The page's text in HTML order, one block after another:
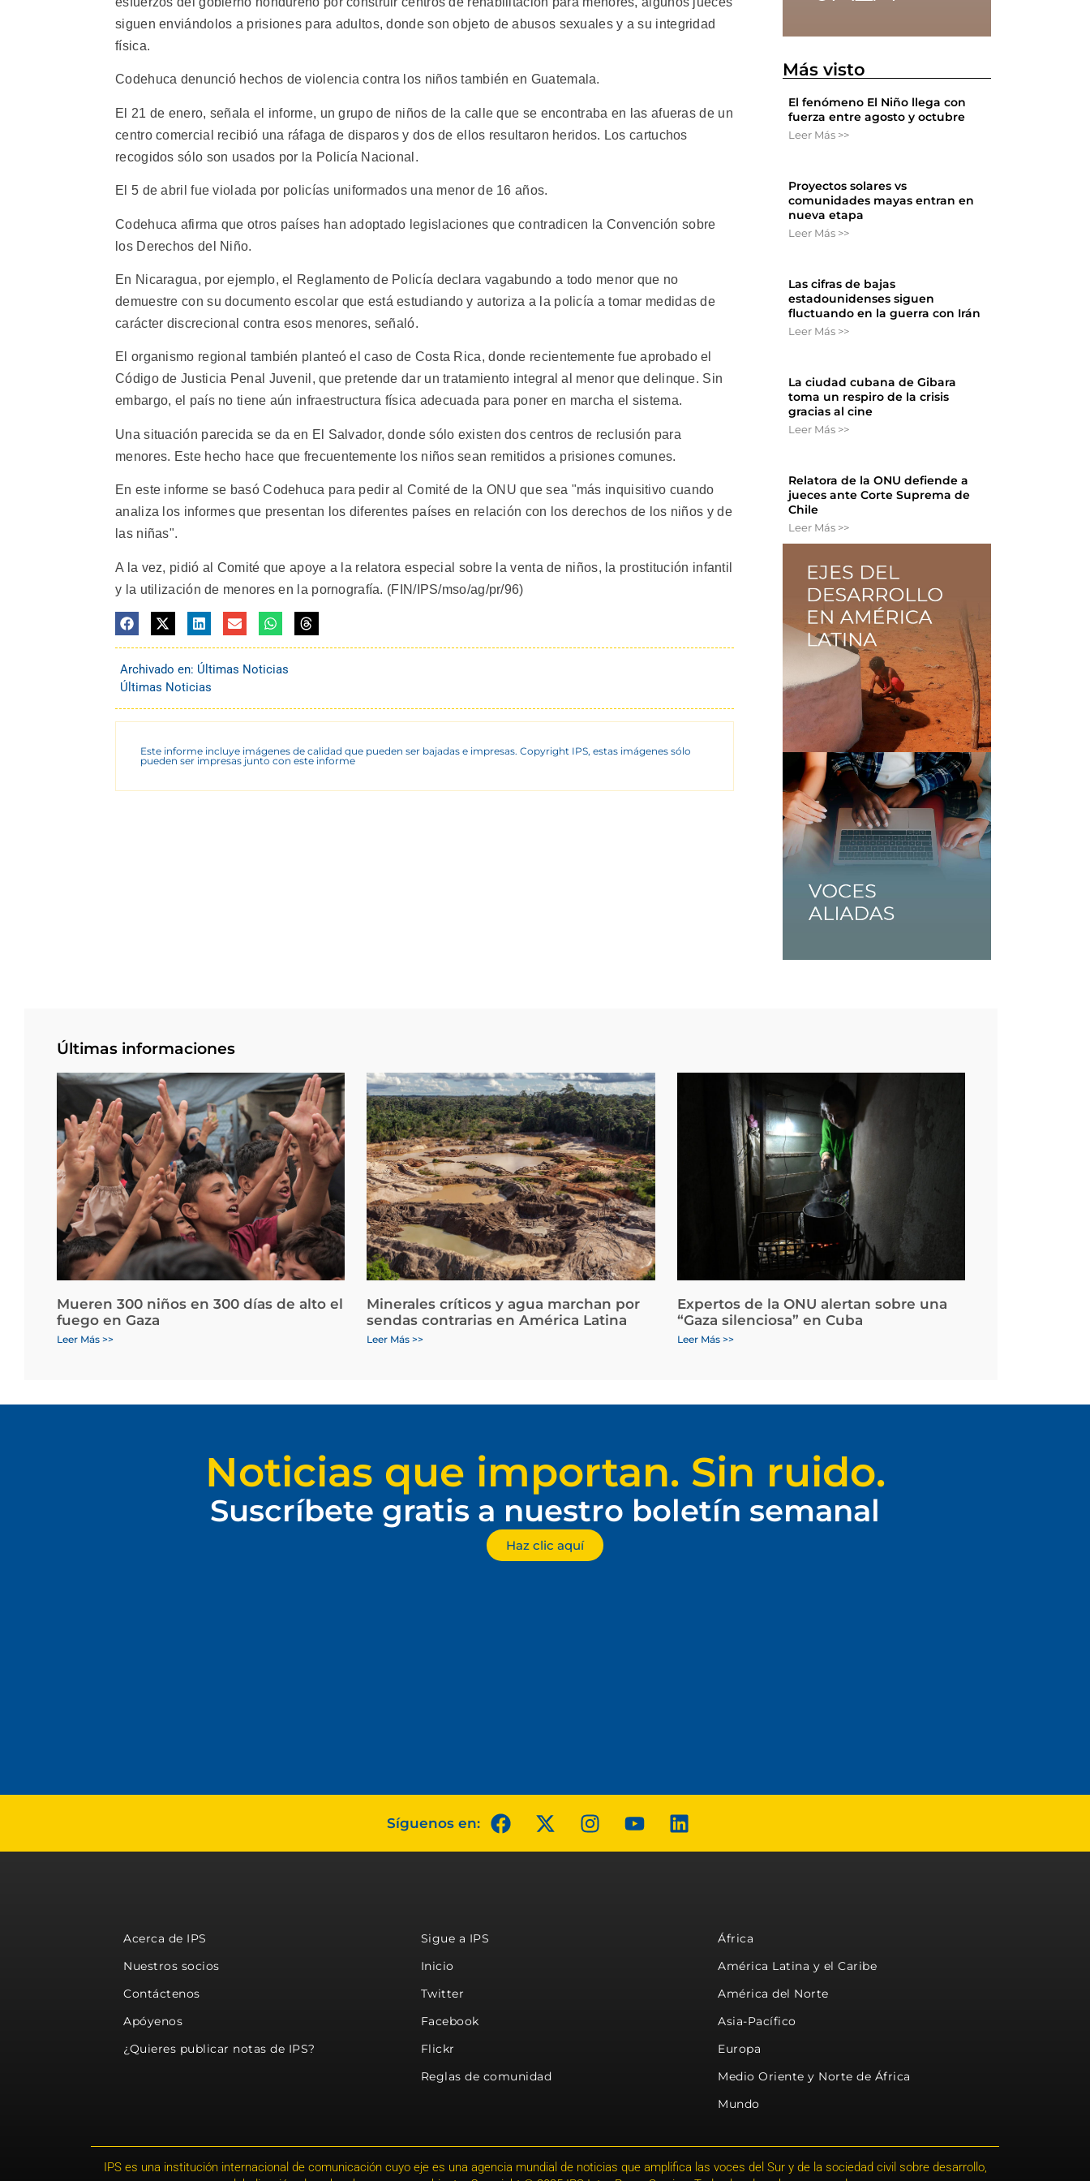
siguen enviándolos a prisiones para adultos, donde son objeto de abusos sexuales y a su integridad
física.
Codehuca denunció hechos de violencia contra los niños también en Guatemala.
El 21 de enero, señala el informe, un grupo de niños de la calle que se encontraba en las afueras de un
centro comercial recibió una ráfaga de disparos y dos de ellos resultaron heridos. Los cartuchos
recogidos sólo son usados por la Policía Nacional.
El 5 de abril fue violada por policías uniformados una menor de 16 años.
Codehuca afirma que otros países han adoptado legislaciones que contradicen la Convención sobre
los Derechos del Niño.
En Nicaragua, por ejemplo, el Reglamento de Policía declara vagabundo a todo menor que no
demuestre con su documento escolar que está estudiando y autoriza a la policía a tomar medidas de
carácter discrecional contra esos menores, señaló.
El organismo regional también planteó el caso de Costa Rica, donde recientemente fue aprobado el
Código de Justicia Penal Juvenil, que pretende dar un tratamiento integral al menor que delinque. Sin
embargo, el país no tiene aún infraestructura física adecuada para poner en marcha el sistema.
Una situación parecida se da en El Salvador, donde sólo existen dos centros de reclusión para
menores. Este hecho hace que frecuentemente los niños sean remitidos a prisiones comunes.
En este informe se basó Codehuca para pedir al Comité de la ONU que sea "más inquisitivo cuando
analiza los informes que presentan los diferentes países en relación con los derechos de los niños y de
las niñas".
A la vez, pidió al Comité que apoye a la relatora especial sobre la venta de niños, la prostitución infantil
y la utilización de menores en la pornografía. (FIN/IPS/mso/ag/pr/96)
Archivado en: Últimas Noticias
Últimas Noticias
Este informe incluye imágenes de calidad que pueden ser bajadas e impresas. Copyright IPS, estas imágenes sólo
pueden ser impresas junto con este informe
Más visto
El fenómeno El Niño llega con
fuerza entre agosto y octubre
Leer Más >>
Proyectos solares vs
comunidades mayas entran en
nueva etapa
Leer Más >>
Las cifras de bajas
estadounidenses siguen
fluctuando en la guerra con Irán
Leer Más >>
La ciudad cubana de Gibara
toma un respiro de la crisis
gracias al cine
Leer Más >>
Relatora de la ONU defiende a
jueces ante Corte Suprema de
Chile
Leer Más >>
Últimas informaciones
Mueren 300 niños en 300 días de alto el
fuego en Gaza
Leer Más >>
Minerales críticos y agua marchan por
sendas contrarias en América Latina
Leer Más >>
Expertos de la ONU alertan sobre una
“Gaza silenciosa” en Cuba
Leer Más >>
Noticias que importan. Sin ruido.
Suscríbete gratis a nuestro boletín semanal
Haz clic aquí
Síguenos en:
Acerca de IPS
Nuestros socios
Contáctenos
Apóyenos
¿Quieres publicar notas de IPS?
Sigue a IPS
Inicio
Twitter
Facebook
Flickr
Reglas de comunidad
África
América Latina y el Caribe
América del Norte
Asia-Pacífico
Europa
Medio Oriente y Norte de África
Mundo
IPS es una institución internacional de comunicación cuyo eje es una agencia mundial de noticias que amplifica las voces del Sur y de la sociedad civil sobre desarrollo,